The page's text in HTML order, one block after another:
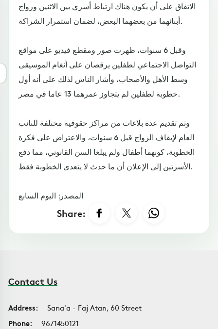
الاتفاق على أن يكون هناك ارتباط أسري بين الاثنين وزواج
أبنائهما من بعضهما البعض، لضمان استمرار الشراكة.
وقبل 6 سنوات، ظهرت صور ومقطع فيديو على مواقع
التواصل الاجتماعي لطفلين يرقصان على أنغام الموسيقى
وسط الأهل والأصحاب، وأشار الناس لذلك على أنه أول
خطوبة لطفلين لم يتجاوز عمرهما 13 عاما في مصر.
وتم تقديم عدة بلاغات من مراكز حقوقية مختلفة للنائب
العام لإيقاف الزواج قبل 6 سنوات، والاعتراض على فكرة
الخطوبة، كونهما أطفال ولم يبلغا السن القانوني، مما دفع
الأسرتين إلى الإعلان أن ما حدث لا يتعدى الخطوبة فقط.
المصدر: اليوم السابع
Share:
Contact Us
Address:
Sana'a - Faj Atan, 60 Street
Phone:
9671450121